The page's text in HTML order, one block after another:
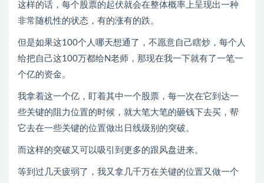
这样的话，每个股票的起伏就会在整体概率上呈现出一种
非常随机性的状态，有的涨有的跌。
但是如果这100个人哪天想通了，不愿意自己瞎炒，每个人
给把自己这100万都给N老师，那现在我一下就有了一笔一
个亿的资金。
我拿着这一个亿，盯着其中一个股票，每一次在它到达一
些关键的阻力位置的时候，就大笔大笔的砸钱下去买，帮
它去在一些关键的位置做出日线级别的突破。
而这样的突破又可以吸引到更多的跟风盘进来。
等到过几天疲弱了，我又拿几千万在关键的位置又做一个